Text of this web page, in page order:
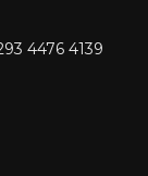
4476 4139